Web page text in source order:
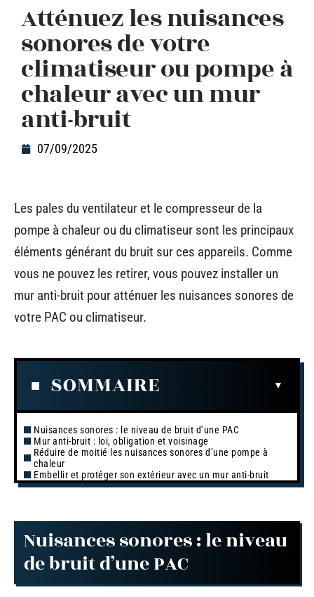
Atténuez les nuisances
sonores de votre
climatiseur ou pompe à
chaleur avec un mur
anti-bruit
07/09/2025
Les pales du ventilateur et le compresseur de la
pompe à chaleur ou du climatiseur sont les principaux
éléments générant du bruit sur ces appareils. Comme
vous ne pouvez les retirer, vous pouvez installer un
mur anti-bruit pour atténuer les nuisances sonores de
votre PAC ou climatiseur.
SOMMAIRE
Nuisances sonores : le niveau de bruit d’une PAC
Mur anti-bruit : loi, obligation et voisinage
Réduire de moitié les nuisances sonores d’une pompe à
chaleur
Embellir et protéger son extérieur avec un mur anti-bruit
Nuisances sonores : le niveau
de bruit d’une PAC